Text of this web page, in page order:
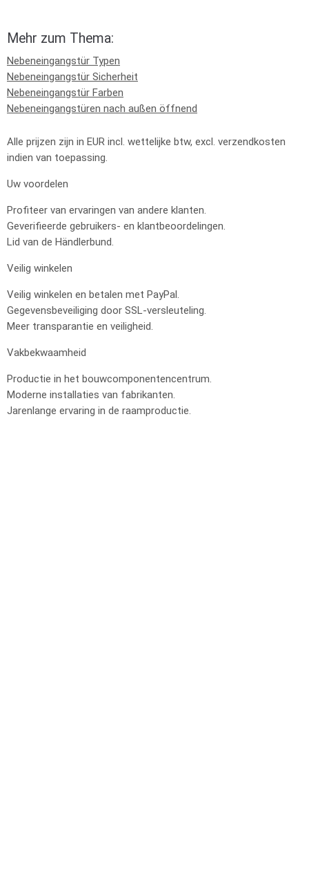
Mehr zum Thema:
Nebeneingangstür Typen
Nebeneingangstür Sicherheit
Nebeneingangstür Farben
Nebeneingangstüren nach außen öffnend
Alle prijzen zijn in EUR incl. wettelijke btw, excl. verzendkosten
indien van toepassing.
Uw voordelen
Profiteer van ervaringen van andere klanten.
Geverifieerde gebruikers- en klantbeoordelingen.
Lid van de Händlerbund.
Veilig winkelen
Veilig winkelen en betalen met PayPal.
Gegevensbeveiliging door SSL-versleuteling.
Meer transparantie en veiligheid.
Vakbekwaamheid
Productie in het bouwcomponentencentrum.
Moderne installaties van fabrikanten.
Jarenlange ervaring in de raamproductie.